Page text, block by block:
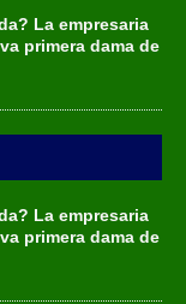
La empresaria
primera dama de
La empresaria
primera dama de